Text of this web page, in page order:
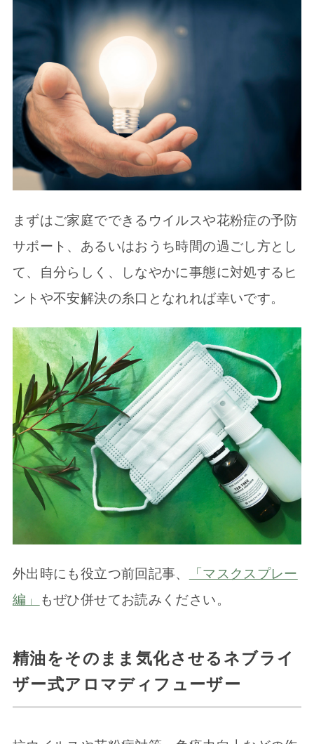
まずはご家庭でできるウイルスや花粉症の予防
サポート、あるいはおうち時間の過ごし方とし
て、自分らしく、しなやかに事態に対処するヒ
ントや不安解決の糸口となれれば幸いです。
外出時にも役立つ前回記事、
「マスクスプレー
編」
もぜひ併せてお読みください。
精油をそのまま気化させるネブライ
ザー式アロマディフューザー